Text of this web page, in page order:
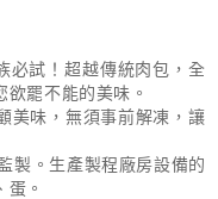
必試！超越傳統肉包，全
罷不能的美味。
美味，無須事前解凍，讓
製。生產製程廠房設備的
。